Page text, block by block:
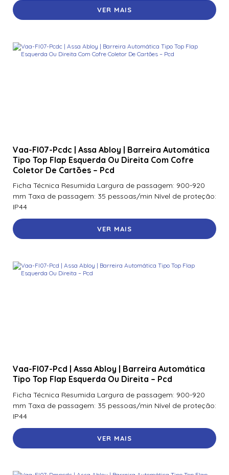
VER MAIS
Vaa-Fl07-Pcdc | Assa Abloy | Barreira Automática
Tipo Top Flap Esquerda Ou Direita Com Cofre
Coletor De Cartões – Pcd
Ficha Técnica Resumida Largura de passagem: 900-920
mm Taxa de passagem: 35 pessoas/min Nível de proteção:
IP44
VER MAIS
Vaa-Fl07-Pcd | Assa Abloy | Barreira Automática
Tipo Top Flap Esquerda Ou Direita – Pcd
Ficha Técnica Resumida Largura de passagem: 900-920
mm Taxa de passagem: 35 pessoas/min Nível de proteção:
IP44
VER MAIS